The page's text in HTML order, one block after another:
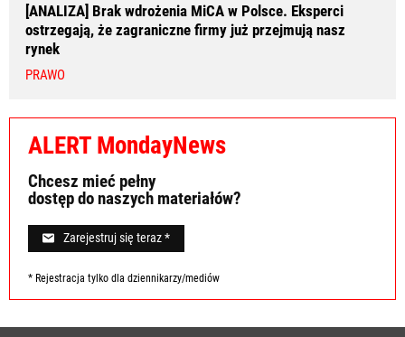
[ANALIZA] Brak wdrożenia MiCA w Polsce. Eksperci
ostrzegają, że zagraniczne firmy już przejmują nasz
rynek
PRAWO
ALERT MondayNews
Chcesz mieć pełny
dostęp do naszych materiałów?
Zarejestruj się teraz *
* Rejestracja tylko dla dziennikarzy/mediów